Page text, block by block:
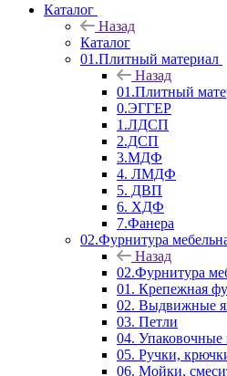
Каталог
Назад
Каталог
01.Плитный материал
Назад
01.Плитный
0.ЭГГЕР
1.ЛДСП
2.ДСП
3.МДФ
4. ЛМДФ
5. ДВП
6. ХДФ
7.Фанера
02.Фурнитура
Назад
02.Фурнитура
01. Крепежная
02. Выдвижные
03. Петли
04. Упаковочные
05. Ручки,
06. Мойки,